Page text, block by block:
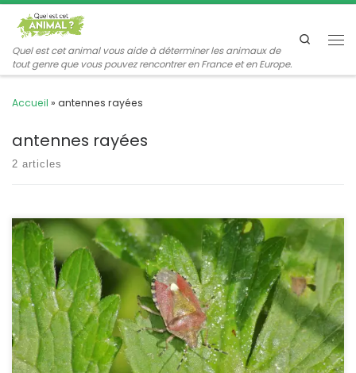
Passer au contenu
Quel est cet animal vous aide à déterminer les animaux de
tout genre que vous pouvez rencontrer en France et en Europe.
Search
Accueil » antennes rayées
antennes rayées
2 articles
Une très jolie punaise aux tons verts et roses, que l’on rencontre
un peu partout, elle est très éclectique dans son alimentation.
Dolycoris baccarum POSITION SYSTÉMATIQUE : Insecte Hémiptère
Hétéroptère Famille des Pentatomidae ETYMOLOGIE : baccarum =
des baies DESCRIPTION : Taille : Cet insecte mesure entre 1 cm et
1,4 cm. Forme, allure : Le pentatome […]